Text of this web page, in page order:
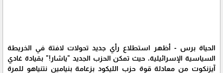
الحياة برس - أظهر استطلاع رأي جديد تحولات لافتة في الخريطة
السياسية الإسرائيلية، حيث تمكن الحزب الجديد "ياشار!" بقيادة غادي
آيزنكوت من معادلة قوة حزب الليكود بزعامة بنيامين نتنياهو للمرة